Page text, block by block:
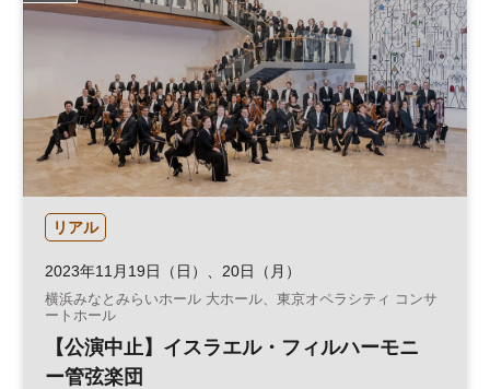
リアル
2023年11月19日（日）、20日（月）
横浜みなとみらいホール 大ホール、東京オペラシティ コンサ
ートホール
【公演中止】イスラエル・フィルハーモニ
ー管弦楽団